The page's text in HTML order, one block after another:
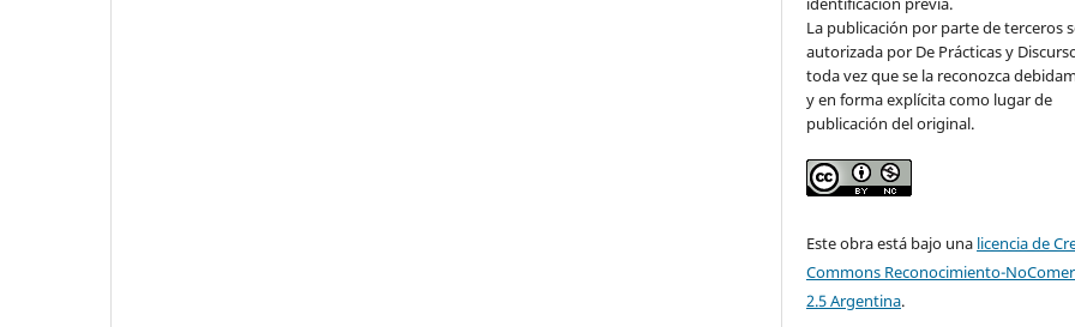
La publicación por parte de terceros
autorizada por De Prácticas y
toda vez que se la reconozca
y en forma explícita como lugar de
publicación del original.
Este obra está bajo una licencia de
Commons Reconocimiento-
2.5 Argentina.